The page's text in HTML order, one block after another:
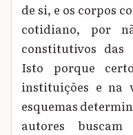
de si, e os corpos
cotidiano, por
constitutivos das
Isto porque
instituições e na
esquemas
autores